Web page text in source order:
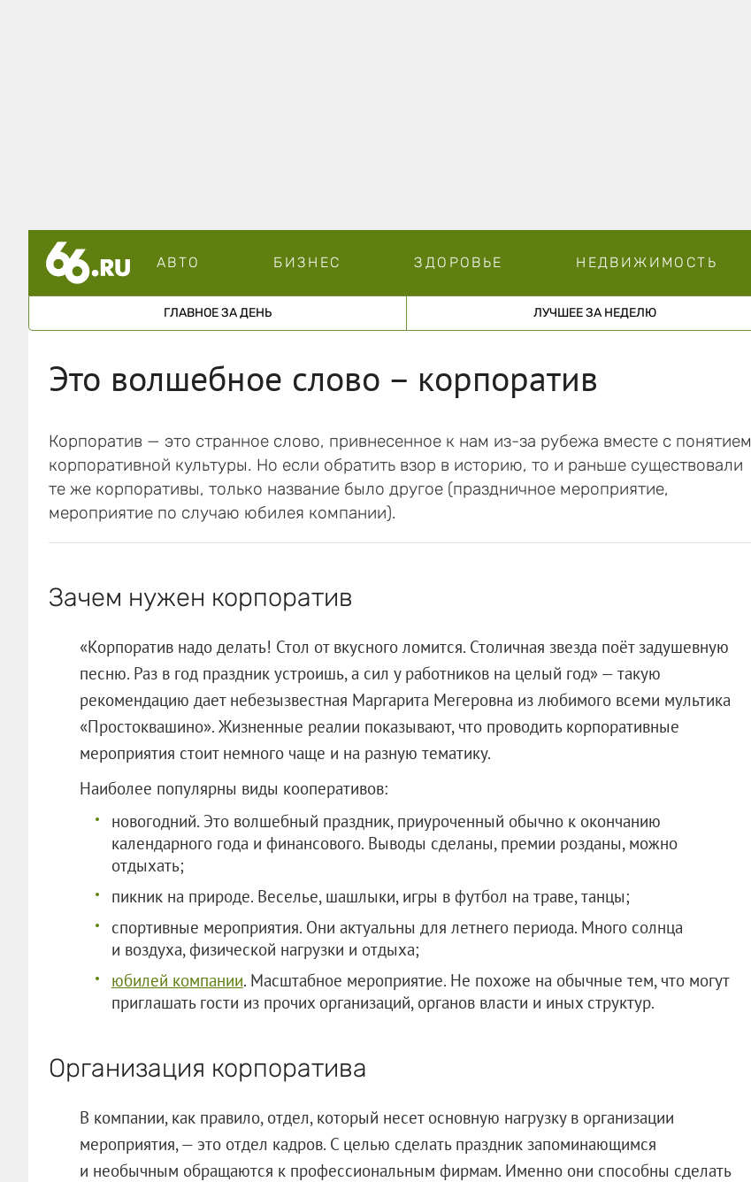
АВТО БИЗНЕС ЗДОРОВЬЕ НЕДВИЖИМОСТЬ
ГЛАВНОЕ ЗА ДЕНЬ ЛУЧШЕЕ ЗА НЕДЕЛЮ
Это волшебное слово – корпоратив
Корпоратив — это странное слово, привнесенное к нам из-за рубежа вместе с понятием
корпоративной культуры. Но если обратить взор в историю, то и раньше существовали
те же корпоративы, только название было другое (праздничное мероприятие,
мероприятие по случаю юбилея компании).
Зачем нужен корпоратив
«Корпоратив надо делать! Стол от вкусного ломится. Столичная звезда поёт задушевную
песню. Раз в год праздник устроишь, а сил у работников на целый год» — такую
рекомендацию дает небезызвестная Маргарита Мегеровна из любимого всеми мультика
«Простоквашино». Жизненные реалии показывают, что проводить корпоративные
мероприятия стоит немного чаще и на разную тематику.
Наиболее популярны виды кооперативов:
новогодний. Это волшебный праздник, приуроченный обычно к окончанию
календарного года и финансового. Выводы сделаны, премии розданы, можно
отдыхать;
пикник на природе. Веселье, шашлыки, игры в футбол на траве, танцы;
спортивные мероприятия. Они актуальны для летнего периода. Много солнца
и воздуха, физической нагрузки и отдыха;
юбилей компании. Масштабное мероприятие. Не похоже на обычные тем, что могут
приглашать гости из прочих организаций, органов власти и иных структур.
Организация корпоратива
В компании, как правило, отдел, который несет основную нагрузку в организации
мероприятия, — это отдел кадров. С целью сделать праздник запоминающимся
и необычным обращаются к профессиональным фирмам. Именно они способны сделать